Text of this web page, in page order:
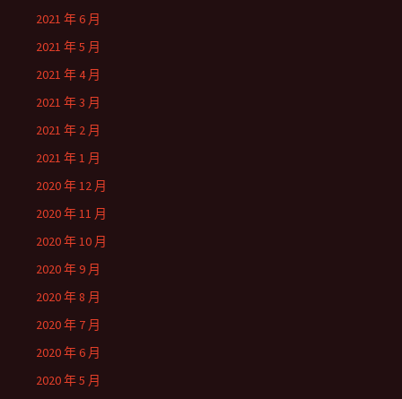
2021 年 6 月
2021 年 5 月
2021 年 4 月
2021 年 3 月
2021 年 2 月
2021 年 1 月
2020 年 12 月
2020 年 11 月
2020 年 10 月
2020 年 9 月
2020 年 8 月
2020 年 7 月
2020 年 6 月
2020 年 5 月